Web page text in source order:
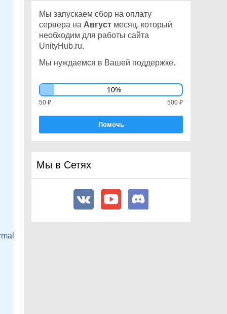
ShaderTagId
ShadowDrawingSettings
ShadowSplitData
SortingGroup
SortingSettings
StencilState
VertexAttributeDescriptor
VisibleLight
VisibleReflectionProbe
Enumerations
Мы запускаем сбор на оплату
сервера на Август месяц, который
необходим для работы сайта
UnityHub.ru.
Мы нуждаемся в Вашей поддержке.
10%
500 ₽
50 ₽
Помочь
Мы в Сетях